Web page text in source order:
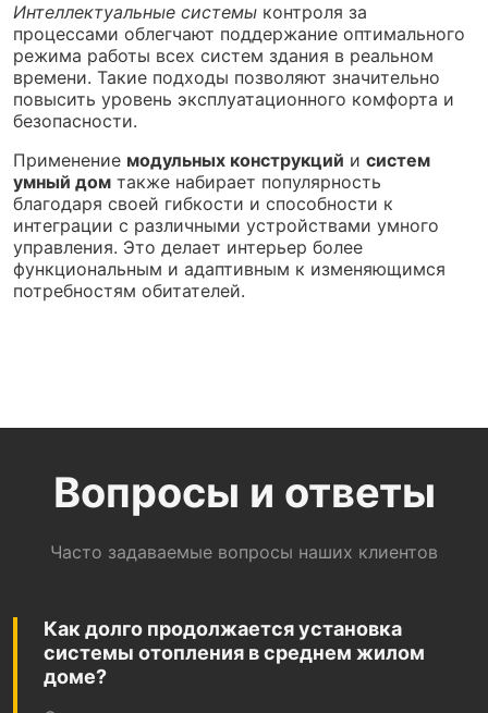
Интеллектуальные системы контроля за
процессами облегчают поддержание оптимального
режима работы всех систем здания в реальном
времени. Такие подходы позволяют значительно
повысить уровень эксплуатационного комфорта и
безопасности.
Применение модульных конструкций и систем
умный дом также набирает популярность
благодаря своей гибкости и способности к
интеграции с различными устройствами умного
управления. Это делает интерьер более
функциональным и адаптивным к изменяющимся
потребностям обитателей.
Вопросы и ответы
Часто задаваемые вопросы наших клиентов
Как долго продолжается установка
системы отопления в среднем жилом
доме?